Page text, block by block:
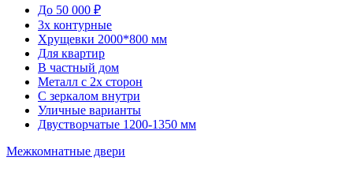
До 50 000 ₽
3х контурные
Хрущевки 2000*800 мм
Для квартир
В частный дом
Металл с 2х сторон
С зеркалом внутри
Уличные варианты
Двустворчатые 1200-1350 мм
Межкомнатные двери